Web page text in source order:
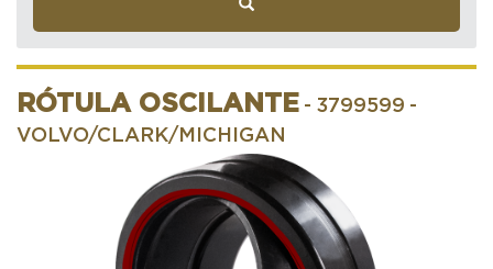
RÓTULA OSCILANTE - 3799599 -
VOLVO/CLARK/MICHIGAN